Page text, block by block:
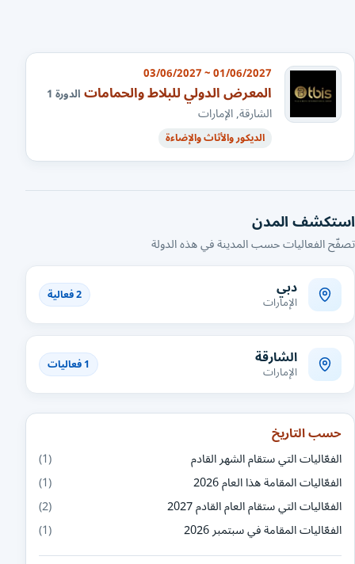
01/06/2027 ~ 03/06/2027
المعرض الدولي للبلاط والحماماتالدورة 1
الشارقة, الإمارات
الديكور والأثاث والإضاءة
استكشف المدن
تصفّح الفعاليات حسب المدينة في هذه الدولة
دبي
الإمارات 2 فعالية
الشارقة
الإمارات 1 فعاليات
حسب التاريخ
الفعّاليات التي ستقام الشهر القادم
(1)
الفعّاليات المقامة هذا العام 2026
(1)
الفعّاليات التي ستقام العام القادم 2027
(2)
الفعّاليات المقامة في سبتمبر 2026
(1)